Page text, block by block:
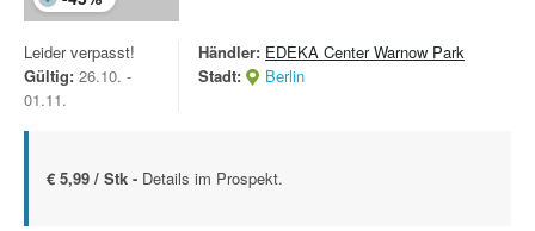
Leider verpasst!
Gültig: 26.10. -
01.11.
Händler: EDEKA Center Warnow Park
Stadt:
Berlin
€ 5,99 / Stk - Details im Prospekt.